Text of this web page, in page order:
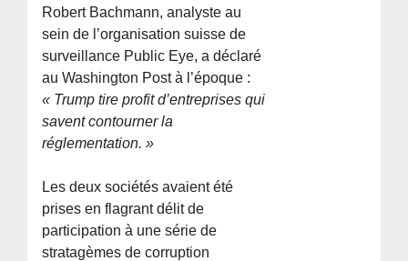
Robert Bachmann, analyste au
sein de l’organisation suisse de
surveillance Public Eye, a déclaré
au Washington Post à l’époque :
« Trump tire profit d’entreprises qui
savent contourner la
réglementation. »
Les deux sociétés avaient été
prises en flagrant délit de
participation à une série de
stratagèmes de corruption